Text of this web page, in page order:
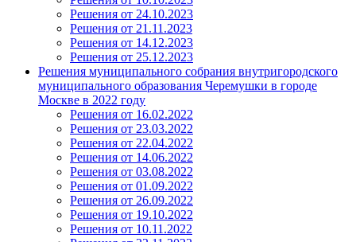
Решения от 24.10.2023
Решения от 21.11.2023
Решения от 14.12.2023
Решения от 25.12.2023
Решения муниципального собрания внутригородского
муниципального образования Черемушки в городе
Москве в 2022 году
Решения от 16.02.2022
Решения от 23.03.2022
Решения от 22.04.2022
Решения от 14.06.2022
Решения от 03.08.2022
Решения от 01.09.2022
Решения от 26.09.2022
Решения от 19.10.2022
Решения от 10.11.2022